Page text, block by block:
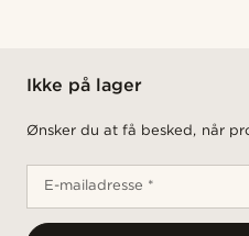
Ikke på lager
Ønsker du at få besked, når
E-mailadresse *